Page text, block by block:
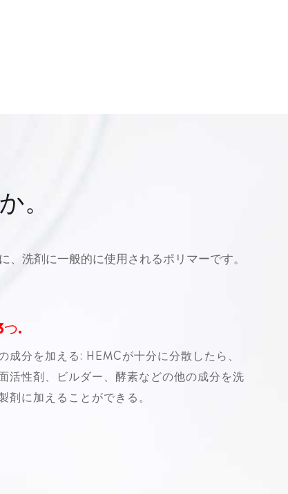
。
洗剤に一般的に使用されるポリマーです。
.
成分を加える: HEMCが十分に分散したら、
活性剤、ビルダー、酵素などの他の成分を洗
剤に加えることができる。